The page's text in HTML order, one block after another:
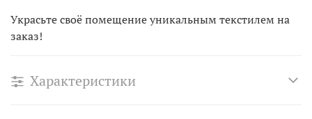
Украсьте своё помещение уникальным текстилем на
заказ!
Характеристики